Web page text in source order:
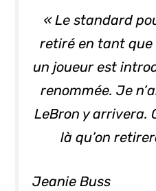
« Le standard
retiré en tant que
un joueur est
renommée. Je
LeBron y arrivera.
là qu’on
Jeanie Buss